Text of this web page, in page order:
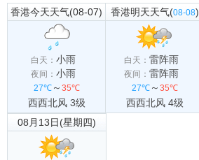
香港今天天气(08-07)
白天： 小雨
夜间： 小雨
27℃～ 35℃
西西北风 3级
香港明天天气(08-08)
白天： 雷阵雨
夜间： 雷阵雨
27℃～ 35℃
西西北风 4级
08月13日(星期四)